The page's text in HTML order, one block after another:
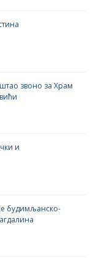
звоно за Храм
и
будимљанско-